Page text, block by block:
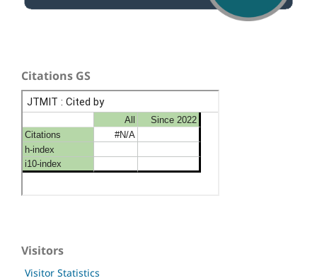
Citations GS
Visitors
Visitor Statistics